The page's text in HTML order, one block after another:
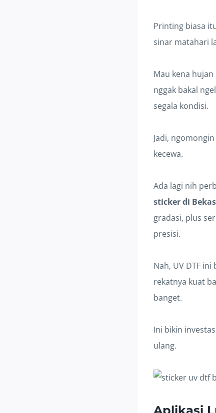
Printing biasa
sinar matahari
Mau kena
nggak bakal
segala kondisi.
Jadi, ngomongin
kecewa.
Ada lagi nih
sticker di
gradasi, plus
presisi.
Nah, UV DTF
rekatnya kuat
banget.
Ini bikin
ulang.